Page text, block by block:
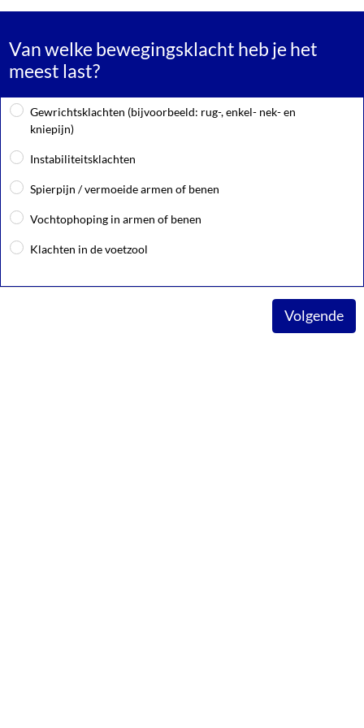
Van welke bewegingsklacht heb je het
meest last?
Gewrichtsklachten (bijvoorbeeld: rug-, enkel- nek- en
kniepijn)
Instabiliteitsklachten
Spierpijn / vermoeide armen of benen
Vochtophoping in armen of benen
Klachten in de voetzool
Volgende